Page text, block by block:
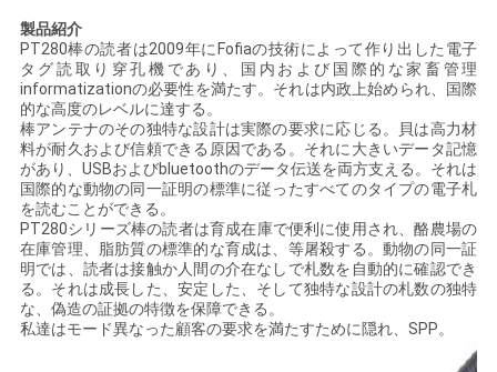
に
連
絡
し
な
さ
い
製品紹介
PT280棒の読者は2009年にFofiaの技術によって作り出した電子
タグ読取り穿孔機であり、国内および国際的な家畜管理
informatizationの必要性を満たす。それは内政上始められ、国際
的な高度のレベルに達する。
棒アンテナのその独特な設計は実際の要求に応じる。貝は高力材
料が耐久および信頼できる原因である。それに大きいデータ記憶
があり、USBおよびbluetoothのデータ伝送を両方支える。それは
国際的な動物の同一証明の標準に従ったすべてのタイプの電子札
を読むことができる。
PT280シリーズ棒の読者は育成在庫で便利に使用され、酪農場の
在庫管理、脂肪質の標準的な育成は、等屠殺する。動物の同一証
明では、読者は接触か人間の介在なしで札数を自動的に確認でき
る。それは成長した、安定した、そして独特な設計の札数の独特
な、偽造の証拠の特徴を保障できる。
私達はモード異なった顧客の要求を満たすために隠れ、SPP。